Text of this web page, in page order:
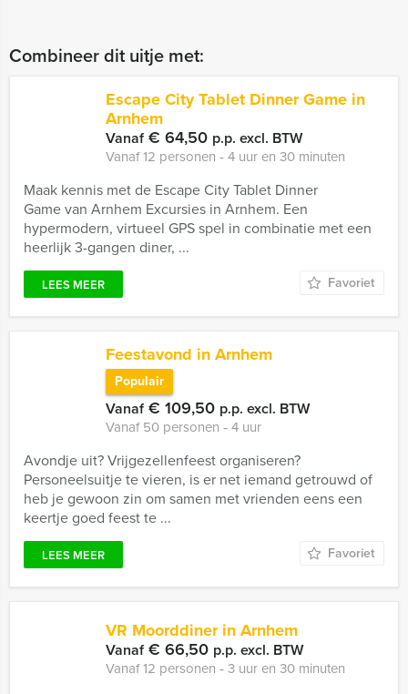
Combineer dit uitje met:
Escape City Tablet Dinner Game in
Arnhem
Vanaf€ 64,50 p.p. excl. BTW
Vanaf 12 personen ‐ 4 uur en 30 minuten
Maak kennis met de Escape City Tablet Dinner
Game van Arnhem Excursies in Arnhem. Een
hypermodern, virtueel GPS spel in combinatie met een
heerlijk 3-gangen diner, ...
LEES MEER Favoriet
Feestavond in Arnhem
Populair
Vanaf€ 109,50 p.p. excl. BTW
Vanaf 50 personen ‐ 4 uur
Avondje uit? Vrijgezellenfeest organiseren?
Personeelsuitje te vieren, is er net iemand getrouwd of
heb je gewoon zin om samen met vrienden eens een
keertje goed feest te ...
LEES MEER Favoriet
VR Moorddiner in Arnhem
Vanaf€ 66,50 p.p. excl. BTW
Vanaf 12 personen ‐ 3 uur en 30 minuten